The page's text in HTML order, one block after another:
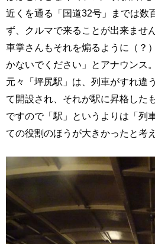
近くを通る「国道32号」までは数
ず、クルマで来ることが出来ません
車掌さんもそれを煽るように（？
かないでください」とアナウンス。
元々「坪尻駅」は、列車がすれ違
て開設され、それが駅に昇格した
ですので「駅」というよりは「列
ての役割のほうが大きかったと考